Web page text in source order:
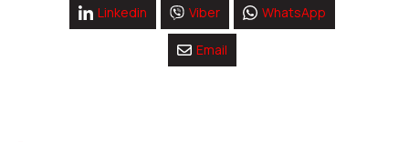
Linkedin Viber WhatsApp
Email